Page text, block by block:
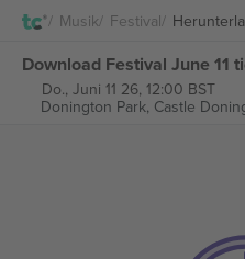
Musik Festival
Download Festival June 11
Do., Juni 11 26, 12:00 BST
Donington Park, Castle